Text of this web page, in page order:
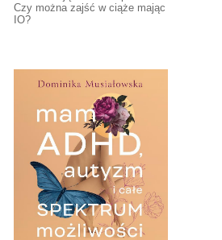
Czy można zajść w ciąże mając
IO?